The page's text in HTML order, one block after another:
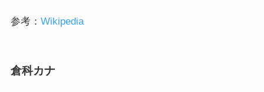
参考： Wikipedia
倉科カナ